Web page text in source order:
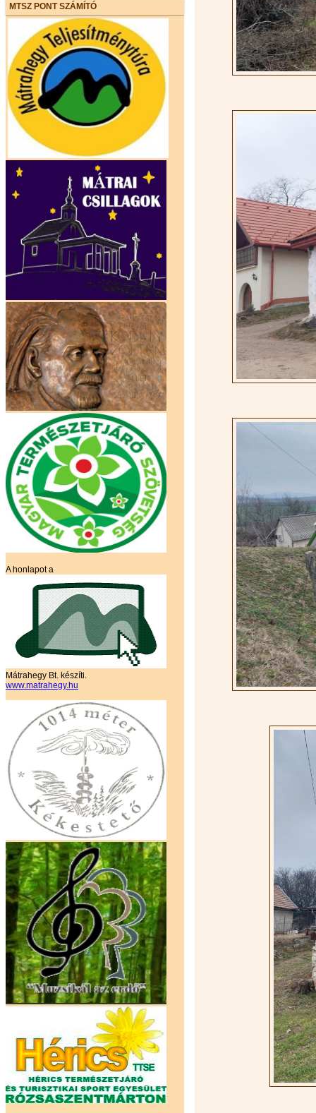
MTSZ PONT SZÁMÍTÓ
A honlapot a
Mátrahegy Bt. készíti.
www.matrahegy.hu